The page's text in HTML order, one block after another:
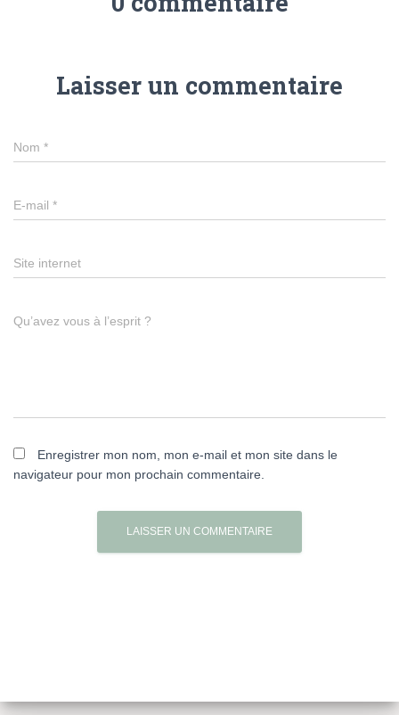
Laisser un commentaire
Nom *
E-mail *
Site internet
Qu’avez vous à l’esprit ?
Enregistrer mon nom, mon e-mail et mon site dans le
navigateur pour mon prochain commentaire.